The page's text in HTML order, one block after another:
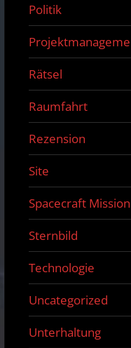
Politik
Rätsel
Raumfahrt
Rezension
Site
Spacecraft
Sternbild
Technologie
Uncategorized
Unterhaltung